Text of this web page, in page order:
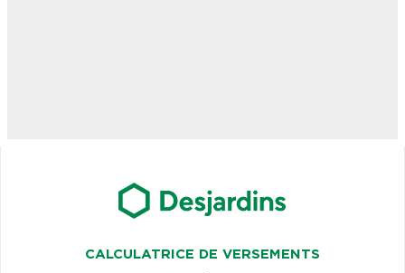
CALCULATRICE DE VERSEMENTS